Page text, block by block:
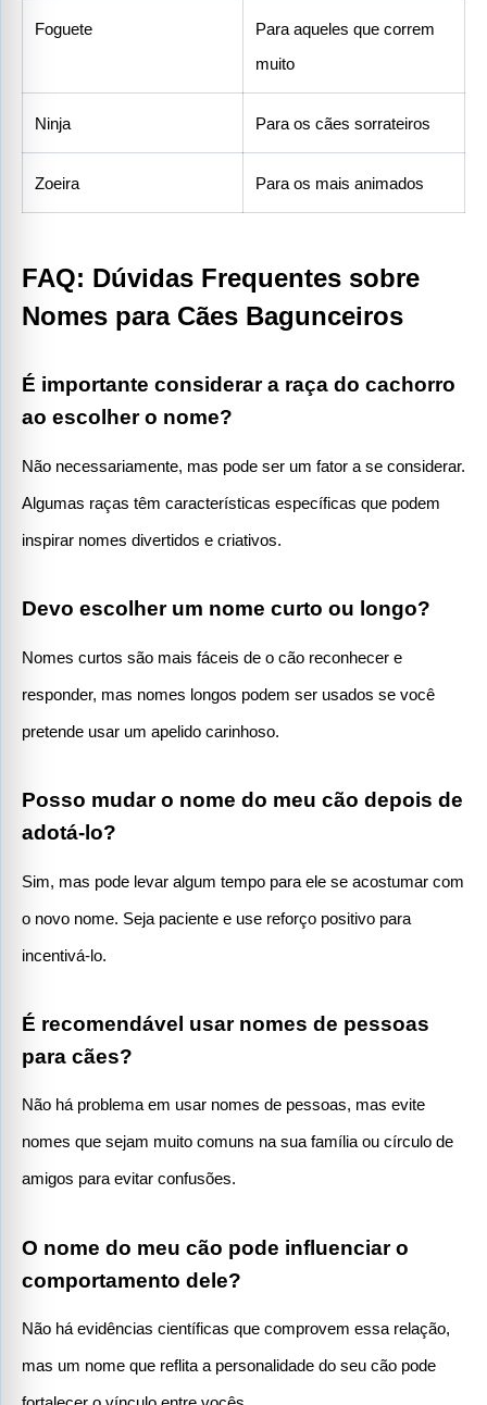
Foguete
Para aqueles que correm
muito
Ninja Para os cães sorrateiros
Zoeira Para os mais animados
FAQ: Dúvidas Frequentes sobre
Nomes para Cães Bagunceiros
É importante considerar a raça do cachorro
ao escolher o nome?
Não necessariamente, mas pode ser um fator a se considerar.
Algumas raças têm características específicas que podem
inspirar nomes divertidos e criativos.
Devo escolher um nome curto ou longo?
Nomes curtos são mais fáceis de o cão reconhecer e
responder, mas nomes longos podem ser usados se você
pretende usar um apelido carinhoso.
Posso mudar o nome do meu cão depois de
adotá-lo?
Sim, mas pode levar algum tempo para ele se acostumar com
o novo nome. Seja paciente e use reforço positivo para
incentivá-lo.
É recomendável usar nomes de pessoas
para cães?
Não há problema em usar nomes de pessoas, mas evite
nomes que sejam muito comuns na sua família ou círculo de
amigos para evitar confusões.
O nome do meu cão pode influenciar o
comportamento dele?
Não há evidências científicas que comprovem essa relação,
mas um nome que reflita a personalidade do seu cão pode